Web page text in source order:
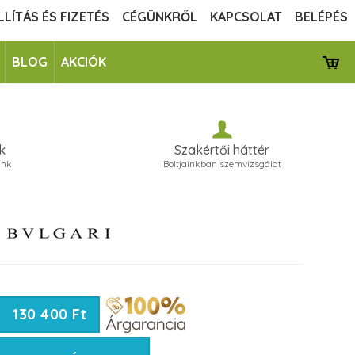
ÉS FIZETÉS CÉGÜNKRŐL KAPCSOLAT BELÉPÉS
BLOG AKCIÓK
Szakértői háttér
Boltjainkban szemvizsgálat
130 400 Ft